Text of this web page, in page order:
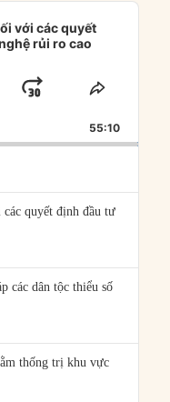
với các quyết
rủi ro cao
JUMP
FORWARD
SHARE
55:10
quyết định đầu tư
các dân tộc thiểu số
thống trị khu vực